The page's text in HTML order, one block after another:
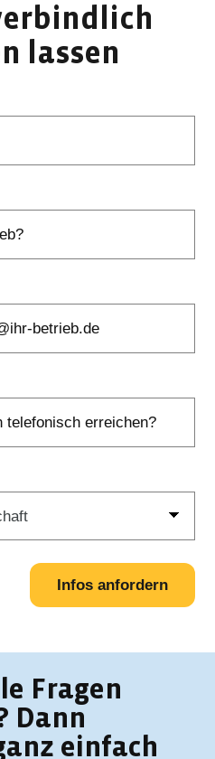
lassen
Infos anfordern
Fragen
Dann
einfach